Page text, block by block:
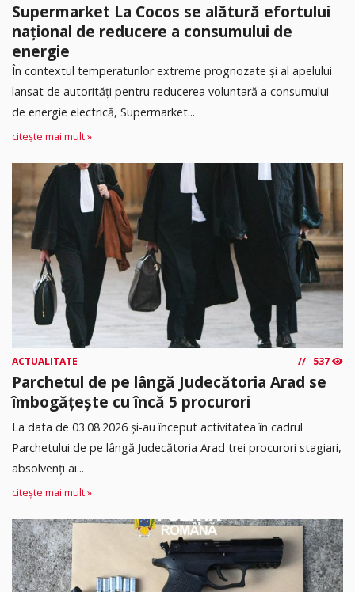
Supermarket La Cocos se alătură efortului
național de reducere a consumului de
energie
În contextul temperaturilor extreme prognozate și al apelului
lansat de autorități pentru reducerea voluntară a consumului
de energie electrică, Supermarket...
citește mai mult »
ACTUALITATE 537
Parchetul de pe lângă Judecătoria Arad se
îmbogățește cu încă 5 procurori
La data de 03.08.2026 şi-au început activitatea în cadrul
Parchetului de pe lângă Judecătoria Arad trei procurori stagiari,
absolvenţi ai...
citește mai mult »